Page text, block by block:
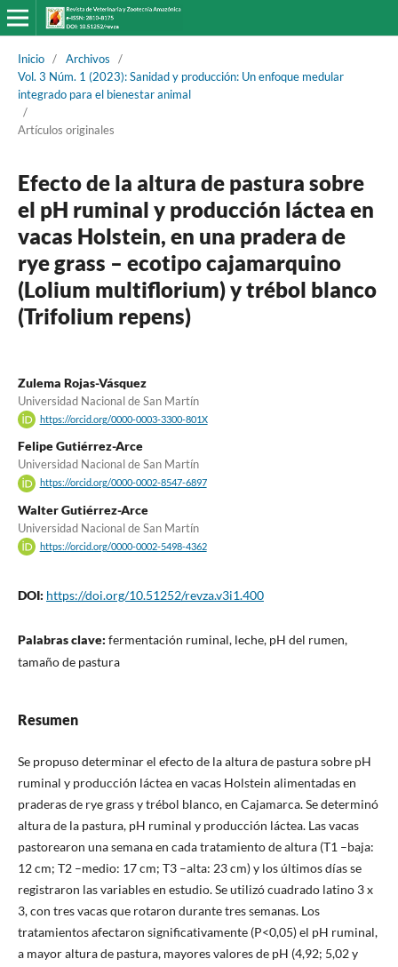
Inicio / Archivos
/
Vol. 3 Núm. 1 (2023): Sanidad y producción: Un enfoque medular
integrado para el bienestar animal
/
Artículos originales
Efecto de la altura de pastura sobre
el pH ruminal y producción láctea en
vacas Holstein, en una pradera de
rye grass – ecotipo cajamarquino
(Lolium multiflorium) y trébol blanco
(Trifolium repens)
Zulema Rojas-Vásquez
Universidad Nacional de San Martín
https://orcid.org/0000-0003-3300-801X
Felipe Gutiérrez-Arce
Universidad Nacional de San Martín
https://orcid.org/0000-0002-8547-6897
Walter Gutiérrez-Arce
Universidad Nacional de San Martín
https://orcid.org/0000-0002-5498-4362
DOI: https://doi.org/10.51252/revza.v3i1.400
Palabras clave: fermentación ruminal, leche, pH del rumen,
tamaño de pastura
Resumen
Se propuso determinar el efecto de la altura de pastura sobre pH
ruminal y producción láctea en vacas Holstein alimentadas en
praderas de rye grass y trébol blanco, en Cajamarca. Se determinó
altura de la pastura, pH ruminal y producción láctea. Las vacas
pastorearon una semana en cada tratamiento de altura (T1 –baja:
12 cm; T2 –medio: 17 cm; T3 –alta: 23 cm) y los últimos días se
registraron las variables en estudio. Se utilizó cuadrado latino 3 x
3, con tres vacas que rotaron durante tres semanas. Los
tratamientos afectaron significativamente (P<0,05) el pH ruminal,
a mayor altura de pastura, mayores valores de pH (4,92; 5,02 y